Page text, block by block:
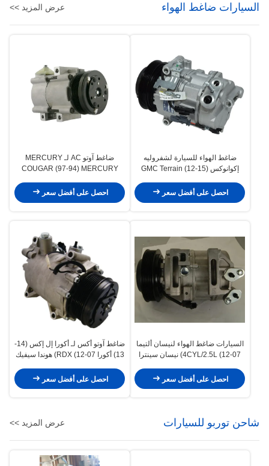
السيارات ضاغط الهواء عرض المزيد >>
ضاغط الهواء للسيارة لشفروليه
إكوانوكس (15-12) GMC Terrain
احصل على أفضل سعر
ضاغط آوتو AC لـ MERCURY
COUGAR (97-94) MERCURY
19703-AA 4L3Z19703AC
4L3Z19703AA
احصل على أفضل سعر
السيارات ضاغط الهواء لنيسان ألتيما
4CYL/2.5L (12-07) نيسان سينترا
92600JA00A 92600ET81A
احصل على أفضل سعر
ضاغط آوتو أكس لـ أكورا إل إكس (14-
13) أكورا RDX (12-07) هوندا سيفيك
38810RWCA01 38810RZYA01
احصل على أفضل سعر
شاحن توربو للسيارات عرض المزيد >>